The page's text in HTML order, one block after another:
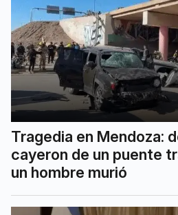
Tragedia en Mendoza:
cayeron de un puente
un hombre murió